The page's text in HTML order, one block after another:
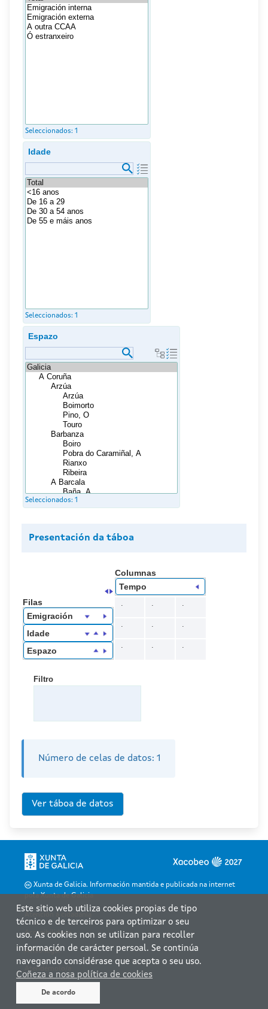
Seleccionados: 1
Idade
Seleccionados: 1
Espazo
Seleccionados: 1
Presentación da táboa
Columnas
Tempo
Filas
Emigración
Idade
Espazo
Filtro
Número de celas de datos: 1
Xunta de Galicia. Información mantida e publicada na internet
pola Xunta de Galicia
Accesibilidade
Aviso legal
Atendémolo/a
Este sitio web utiliza cookies propias de tipo
técnico e de terceiros para optimizar o seu
uso. As cookies non se utilizan para recoller
información de carácter persoal. Se continúa
navegando considérase que acepta o seu uso.
Coñeza a nosa política de cookies
De acordo